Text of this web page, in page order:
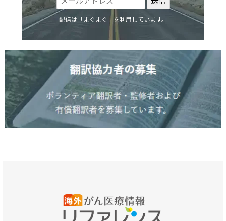
配信は「まぐまぐ」を利用しています。